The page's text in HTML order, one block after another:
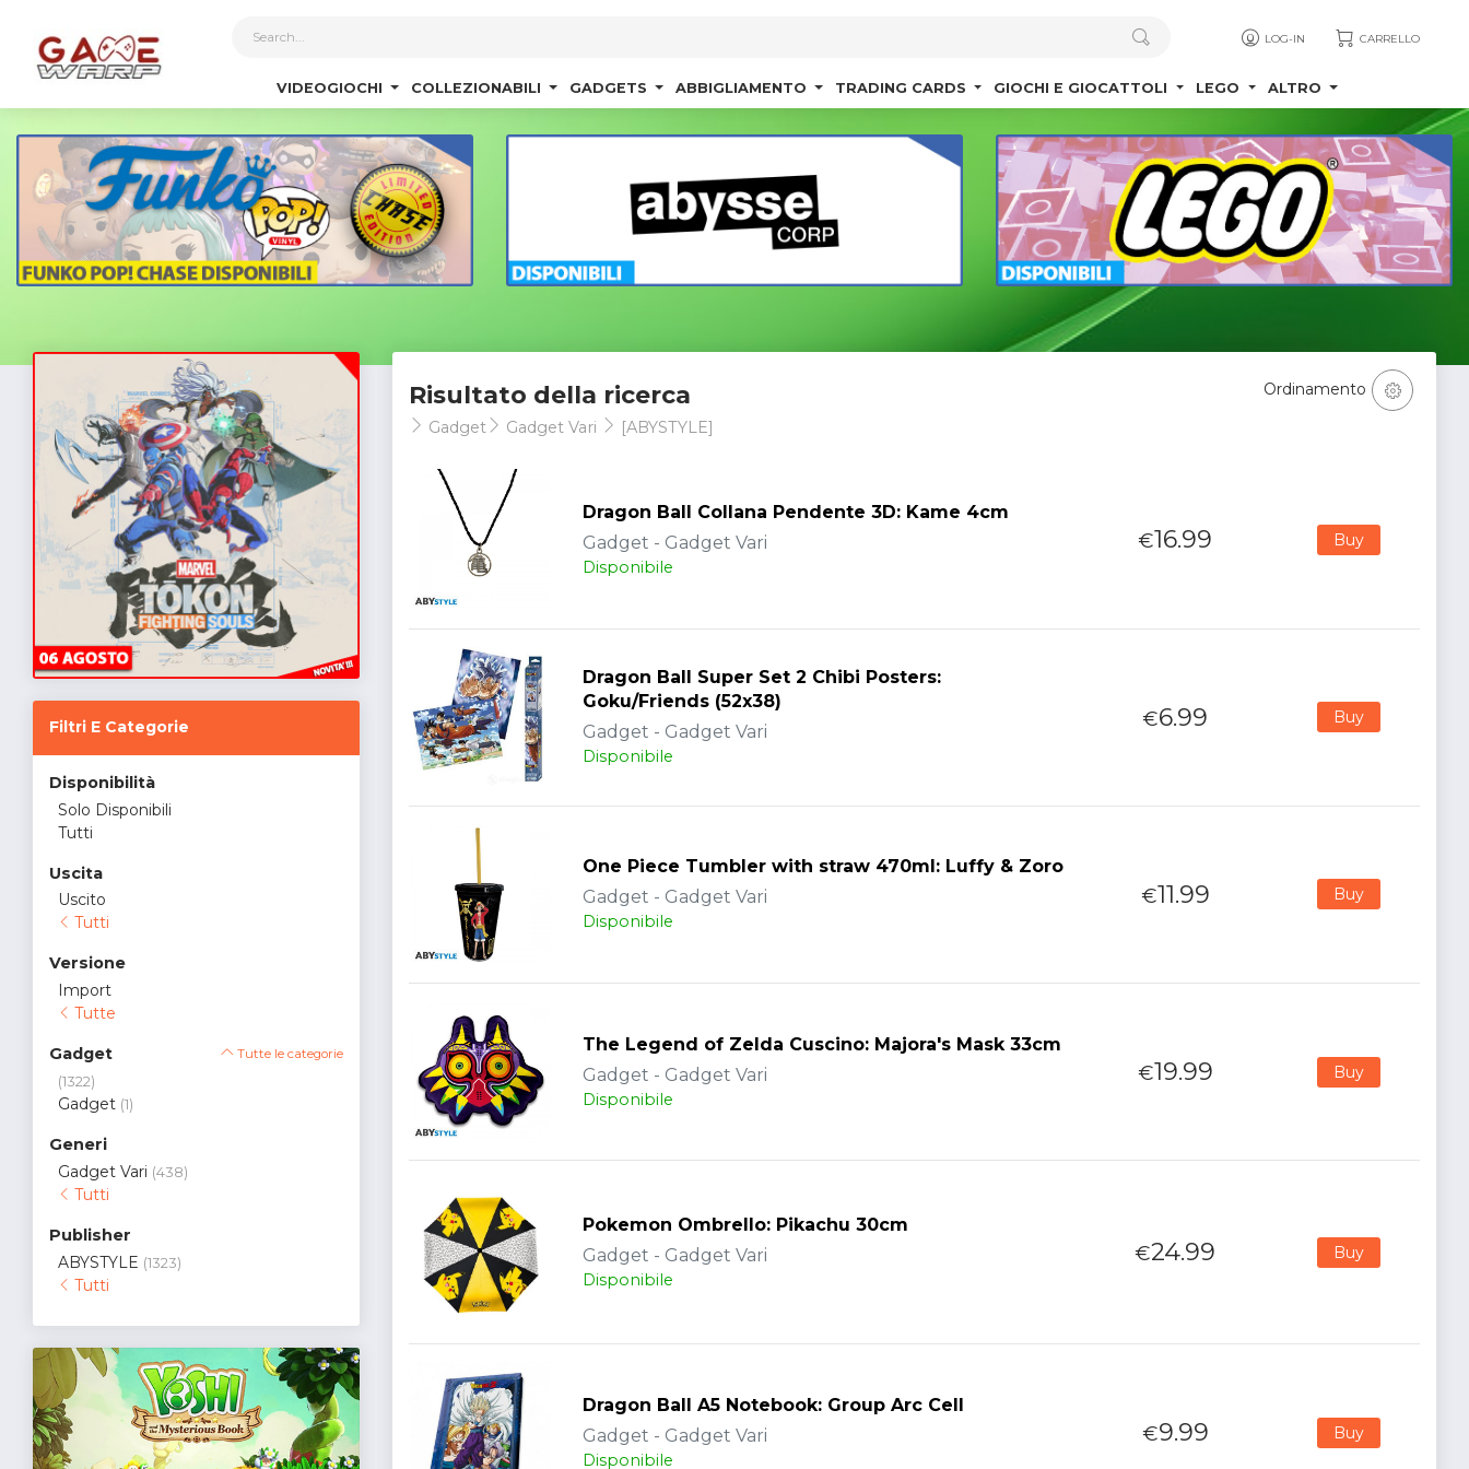
LOG-IN CARRELLO
VIDEOGIOCHI COLLEZIONABILI GADGETS ABBIGLIAMENTO TRADING CARDS GIOCHI E GIOCATTOLI LEGO ALTRO
Filtri E Categorie
Disponibilità
Solo Disponibili
Tutti
Uscita
Uscito
Tutti
Versione
Import
Tutte
Gadget Tutte le categorie
(1322)
Gadget (1)
Generi
Gadget Vari (438)
Tutti
Publisher
ABYSTYLE (1323)
Tutti
Risultato della ricerca
Gadget Gadget Vari [ABYSTYLE]
Ordinamento
Dragon Ball Collana Pendente 3D: Kame 4cm
Gadget - Gadget Vari
Disponibile
€16.99 Buy
Dragon Ball Super Set 2 Chibi Posters:
Goku/Friends (52x38)
Gadget - Gadget Vari
Disponibile
€6.99 Buy
One Piece Tumbler with straw 470ml: Luffy & Zoro
Gadget - Gadget Vari
Disponibile
€11.99 Buy
The Legend of Zelda Cuscino: Majora's Mask 33cm
Gadget - Gadget Vari
Disponibile
€19.99 Buy
Pokemon Ombrello: Pikachu 30cm
Gadget - Gadget Vari
Disponibile
€24.99 Buy
Dragon Ball A5 Notebook: Group Arc Cell
Gadget - Gadget Vari
Disponibile
€9.99 Buy